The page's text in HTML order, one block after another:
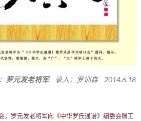
罗元发老将军录入：罗训森 2014.6.18
，罗元发老将军向《中华罗氏通谱》编委会赠工